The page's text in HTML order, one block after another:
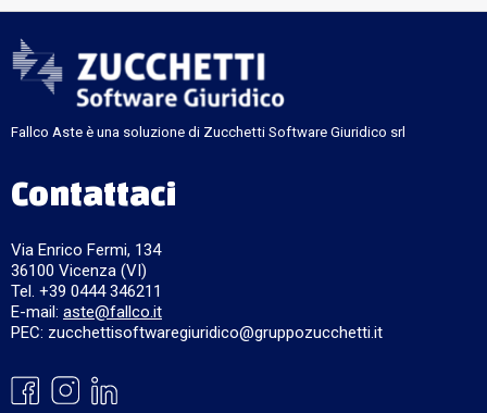
Fallco Aste è una soluzione di Zucchetti Software Giuridico srl
Contattaci
Via Enrico Fermi, 134
36100 Vicenza (VI)
Tel. +39 0444 346211
E-mail: aste@fallco.it
PEC: zucchettisoftwaregiuridico@gruppozucchetti.it